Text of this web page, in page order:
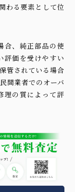
わる要素として位
合、純正部品の使
評価を受けやすい
管されている場合
間業者でのオーバ
理の質によって評